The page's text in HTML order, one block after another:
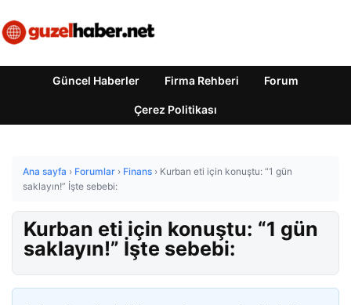
Güncel Haberler Firma Rehberi Forum
Çerez Politikası
Ana sayfa › Forumlar › Finans › Kurban eti için konuştu: “1 gün
saklayın!” İşte sebebi:
Kurban eti için konuştu: “1 gün
saklayın!” İşte sebebi: